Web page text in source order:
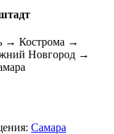
→ Кострома →
Новгород →
Самара